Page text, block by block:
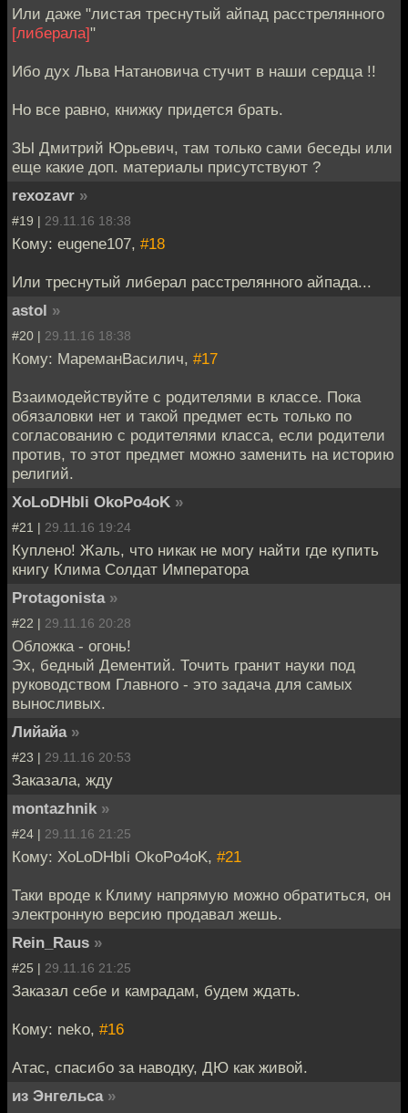
Или даже "листая треснутый айпад расстрелянного
[либерала]"
Ибо дух Льва Натановича стучит в наши сердца !!
Но все равно, книжку придется брать.
ЗЫ Дмитрий Юрьевич, там только сами беседы или
еще какие доп. материалы присутствуют ?
rexozavr »
#19 | 29.11.16 18:38
Кому: eugene107, #18
Или треснутый либерал расстрелянного айпада...
astol »
#20 | 29.11.16 18:38
Кому: МареманВасилич, #17
Взаимодействуйте с родителями в классе. Пока
обязаловки нет и такой предмет есть только по
согласованию с родителями класса, если родители
против, то этот предмет можно заменить на историю
религий.
XoLoDHbIi OkoPo4oK »
#21 | 29.11.16 19:24
Куплено! Жаль, что никак не могу найти где купить
книгу Клима Солдат Императора
Protagonista »
#22 | 29.11.16 20:28
Обложка - огонь!
Эх, бедный Дементий. Точить гранит науки под
руководством Главного - это задача для самых
выносливых.
Лийайа »
#23 | 29.11.16 20:53
Заказала, жду
montazhnik »
#24 | 29.11.16 21:25
Кому: XoLoDHbIi OkoPo4oK, #21
Таки вроде к Климу напрямую можно обратиться, он
электронную версию продавал жешь.
Rein_Raus »
#25 | 29.11.16 21:25
Заказал себе и камрадам, будем ждать.
Кому: neko, #16
Атас, спасибо за наводку, ДЮ как живой.
из Энгельса »